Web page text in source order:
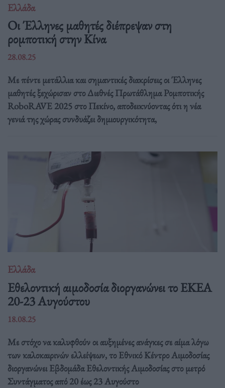
Ελλάδα
Οι Έλληνες μαθητές διέπρεψαν στη
ρομποτική στην Κίνα
28.08.25
Με πέντε μετάλλια και σημαντικές διακρίσεις οι Έλληνες
μαθητές ξεχώρισαν στο Διεθνές Πρωτάθλημα Ρομποτικής
RoboRAVE 2025 στο Πεκίνο, αποδεικνύοντας ότι η νέα
γενιά της χώρας συνδυάζει δημιουργικότητα,
Ελλάδα
Eθελοντική αιμοδοσία διοργανώνει το ΕΚΕΑ
20-23 Αυγούστου
18.08.25
Με στόχο να καλυφθούν οι αυξημένες ανάγκες σε αίμα λόγω
των καλοκαιρινών ελλείψεων, το Εθνικό Κέντρο Αιμοδοσίας
διοργανώνει Εβδομάδα Εθελοντικής Αιμοδοσίας στο μετρό
Συντάγματος από 20 έως 23 Αυγούστο